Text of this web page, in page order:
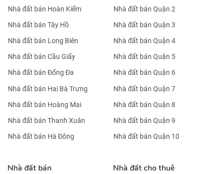
Nhà đất bán Hoàn Kiếm
Nhà đất bán Tây Hồ
Nhà đất bán Long Biên
Nhà đất bán Cầu Giấy
Nhà đất bán Đống Đa
Nhà đất bán Hai Bà Trưng
Nhà đất bán Hoàng Mai
Nhà đất bán Thanh Xuân
Nhà đất bán Hà Đông
Nhà đất bán Quận 2
Nhà đất bán Quận 3
Nhà đất bán Quận 4
Nhà đất bán Quận 5
Nhà đất bán Quận 6
Nhà đất bán Quận 7
Nhà đất bán Quận 8
Nhà đất bán Quận 9
Nhà đất bán Quận 10
Nhà đất bán Nhà đất cho thuê